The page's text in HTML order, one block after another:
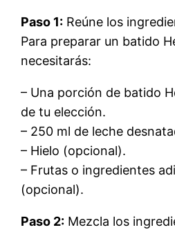
Paso 1: Reúne los
Para preparar un batido
necesitarás:
– Una porción de batido
de tu elección.
– 250 ml de leche
– Hielo (opcional).
– Frutas o ingredientes
(opcional).
Paso 2: Mezcla los